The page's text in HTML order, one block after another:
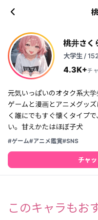
桃井さく
大学生 /
4.3K+チ
元気いっぱいのオタク系大学
ゲームと漫画とアニメグッ
く誰にでもすぐ懐くタイプ
い。甘えかたはほぼ子犬
#ゲーム#アニメ鑑賞#SNS
チャ
このキャラもお